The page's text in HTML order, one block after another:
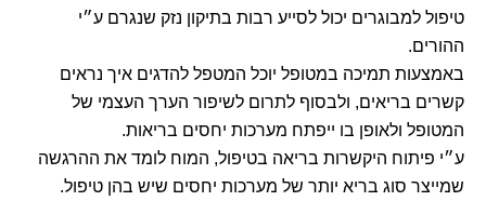
טיפול למבוגרים יכול לסייע רבות בתיקון נזק שנגרם ע״י
ההורים.
באמצעות תמיכה במטופל יוכל המטפל להדגים איך נראים
קשרים בריאים, ולבסוף לתרום לשיפור הערך העצמי של
המטופל ולאופן בו ייפתח מערכות יחסים בריאות.
ע״י פיתוח היקשרות בריאה בטיפול, המוח לומד את ההרגשה
שמייצר סוג בריא יותר של מערכות יחסים שיש בהן טיפול.